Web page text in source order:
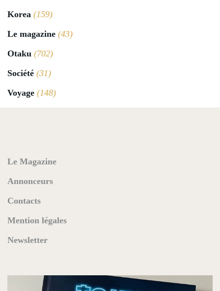
Korea (159)
Le magazine (43)
Otaku (702)
Société (31)
Voyage (148)
Le Magazine
Annonceurs
Contacts
Mention légales
Newsletter